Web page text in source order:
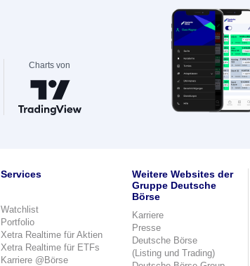
Charts von
Services
Watchlist
Portfolio
Xetra Realtime für Aktien
Xetra Realtime für ETFs
Karriere @Börse
Weitere Websites der
Gruppe Deutsche
Börse
Karriere
Presse
Deutsche Börse
(Listing und Trading)